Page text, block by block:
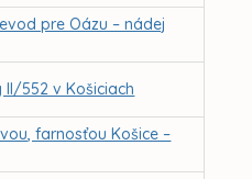
pre Oázu – nádej
552 v Košiciach
farnosťou Košice –